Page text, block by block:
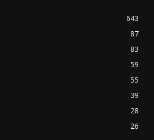
643
87
83
59
55
39
28
26